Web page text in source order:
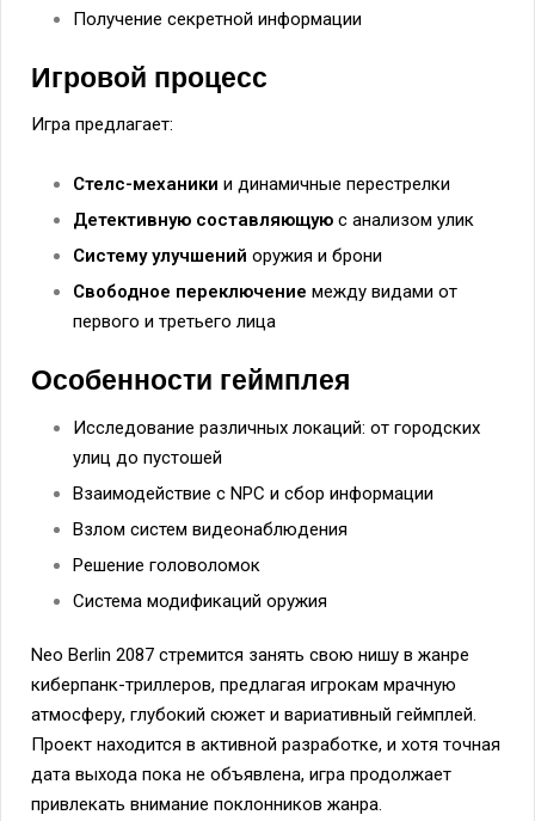
Получение секретной информации
Игровой процесс
Игра предлагает:
Стелс-механики и динамичные перестрелки
Детективную составляющую с анализом улик
Систему улучшений оружия и брони
Свободное переключение между видами от
первого и третьего лица
Особенности геймплея
Исследование различных локаций: от городских
улиц до пустошей
Взаимодействие с NPC и сбор информации
Взлом систем видеонаблюдения
Решение головоломок
Система модификаций оружия
Neo Berlin 2087 стремится занять свою нишу в жанре
киберпанк-триллеров, предлагая игрокам мрачную
атмосферу, глубокий сюжет и вариативный геймплей.
Проект находится в активной разработке, и хотя точная
дата выхода пока не объявлена, игра продолжает
привлекать внимание поклонников жанра.